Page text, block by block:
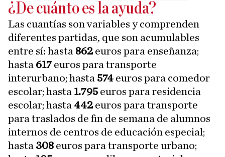
¿De cuánto es la ayuda?
Las cuantías son variables y comprenden
diferentes partidas, que son acumulables
entre sí: hasta 862 euros para enseñanza;
hasta 617 euros para transporte
interurbano; hasta 574 euros para comedor
escolar; hasta 1.795 euros para residencia
escolar; hasta 442 euros para transporte
para traslados de fin de semana de alumnos
internos de centros de educación especial;
hasta 308 euros para transporte urbano;